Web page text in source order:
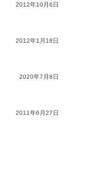
2012年10月6日
2012年1月18日
2020年7月8日
2011年6月27日